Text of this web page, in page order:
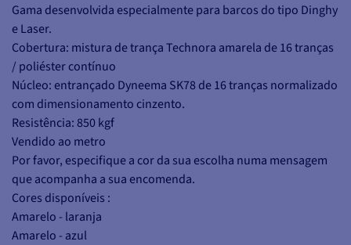
Gama desenvolvida especialmente para barcos do tipo Dinghy
e Laser.
Cobertura: mistura de trança Technora amarela de 16 tranças
/ poliéster contínuo
Núcleo: entrançado Dyneema SK78 de 16 tranças normalizado
com dimensionamento cinzento.
Resistência: 850 kgf
Vendido ao metro
Por favor, especifique a cor da sua escolha numa mensagem
que acompanha a sua encomenda.
Cores disponíveis :
Amarelo - laranja
Amarelo - azul